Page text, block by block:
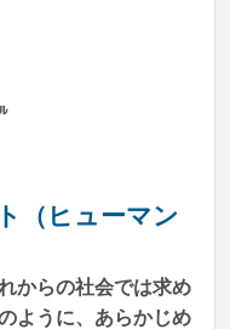
（ヒューマン
からの社会では求め
ように、あらかじめ